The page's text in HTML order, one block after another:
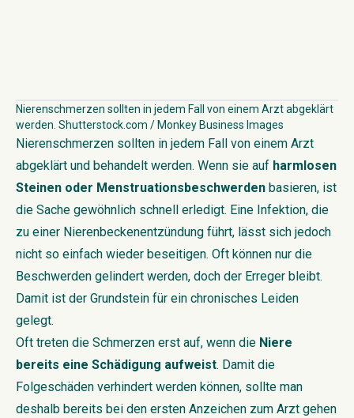
Nierenschmerzen sollten in jedem Fall von einem Arzt abgeklärt
werden. Shutterstock.com / Monkey Business Images
Nierenschmerzen sollten in jedem Fall von einem Arzt
abgeklärt und behandelt werden. Wenn sie auf harmlosen
Steinen oder Menstruationsbeschwerden basieren, ist
die Sache gewöhnlich schnell erledigt. Eine Infektion, die
zu einer Nierenbeckenentzündung führt, lässt sich jedoch
nicht so einfach wieder beseitigen. Oft können nur die
Beschwerden gelindert werden, doch der Erreger bleibt.
Damit ist der Grundstein für ein chronisches Leiden
gelegt.
Oft treten die Schmerzen erst auf, wenn die Niere
bereits eine Schädigung aufweist. Damit die
Folgeschäden verhindert werden können, sollte man
deshalb bereits bei den ersten Anzeichen zum Arzt gehen